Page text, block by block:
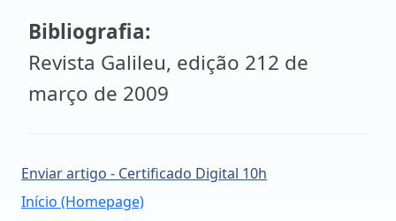
Bibliografia:
Revista Galileu, edição 212 de
março de 2009
Enviar artigo - Certificado Digital 10h
Início (Homepage)